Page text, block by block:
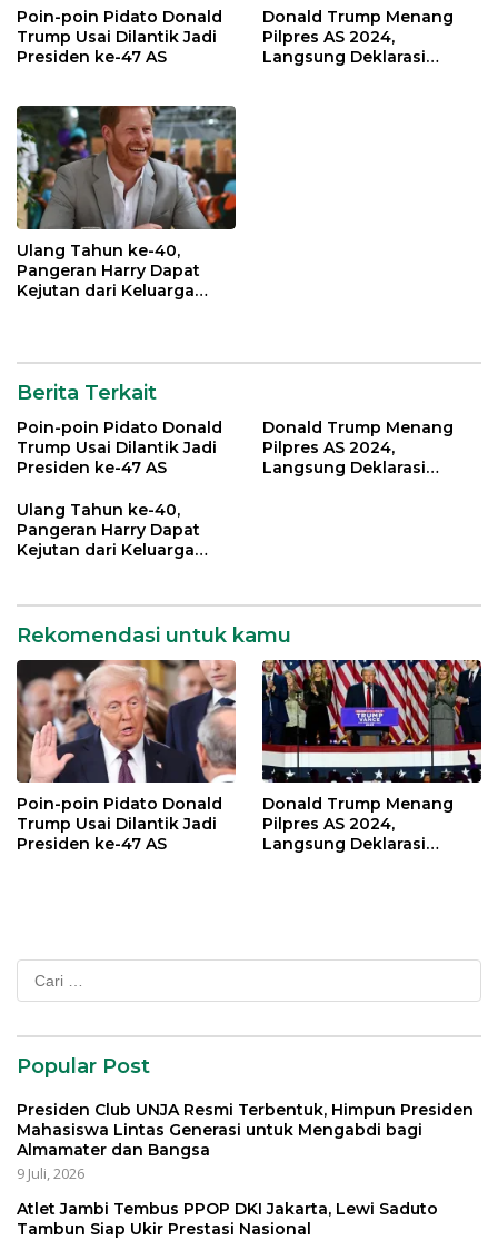
Poin-poin Pidato Donald
Trump Usai Dilantik Jadi
Presiden ke-47 AS
Donald Trump Menang
Pilpres AS 2024,
Langsung Deklarasi
Ulang Tahun ke-40,
Pangeran Harry Dapat
Kejutan dari Keluarga
Berita Terkait
Poin-poin Pidato Donald
Trump Usai Dilantik Jadi
Presiden ke-47 AS
Donald Trump Menang
Pilpres AS 2024,
Langsung Deklarasi
Ulang Tahun ke-40,
Pangeran Harry Dapat
Kejutan dari Keluarga
Rekomendasi untuk kamu
Poin-poin Pidato Donald
Trump Usai Dilantik Jadi
Presiden ke-47 AS
Donald Trump Menang
Pilpres AS 2024,
Langsung Deklarasi
Cari
untuk:
Popular Post
Presiden Club UNJA Resmi Terbentuk, Himpun Presiden
Mahasiswa Lintas Generasi untuk Mengabdi bagi
Almamater dan Bangsa
9 Juli, 2026
Atlet Jambi Tembus PPOP DKI Jakarta, Lewi Saduto
Tambun Siap Ukir Prestasi Nasional